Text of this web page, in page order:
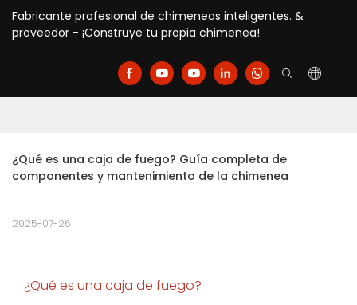
Fabricante profesional de chimeneas inteligentes. &
proveedor - ¡Construye tu propia chimenea!
¿Qué es una caja de fuego? Guía completa de
componentes y mantenimiento de la chimenea
2025-07-26
¿Qué es una caja de fuego?